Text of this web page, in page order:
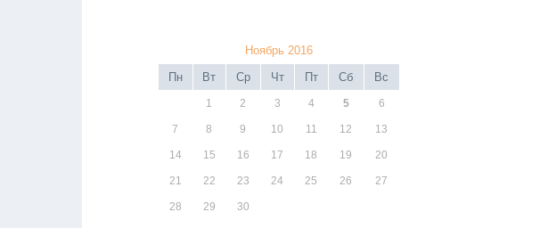
Ноябрь 2016
Пн
Вт Ср Чт Пт Сб Вс
1 2 3 4 5 6
7 8 9 10 11 12 13
14 15 16 17 18 19 20
21 22 23 24 25 26 27
28 29 30